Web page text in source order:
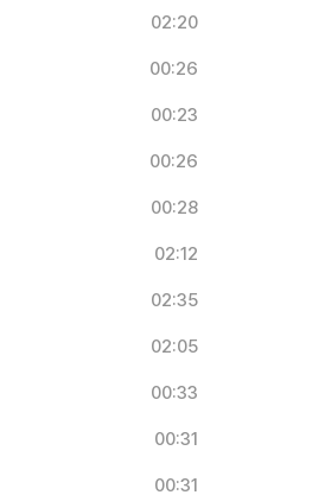
02:20
00:26
00:23
00:26
00:28
02:12
02:35
02:05
00:33
00:31
00:31